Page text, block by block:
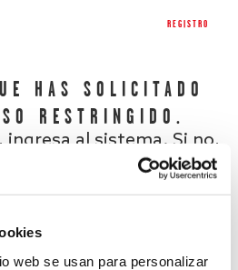
web se usan para personalizar
REGISTRO
HAS SOLICITADO
RESTRINGIDO.
ingresa al sistema. Si no,